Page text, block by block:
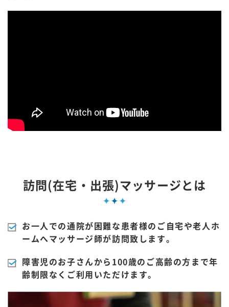
訪問(在宅・出張)マッサージとは
お一人での通院が困難な患者様のご自宅や老人ホ
ームへマッサージ師が訪問致します。
障害児のお子さんから100歳のご高齢の方まで年
齢制限なくご利用いただけます。